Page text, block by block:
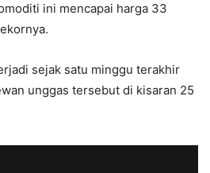
ini mencapai harga 33
sejak satu minggu terakhir
unggas tersebut di kisaran 25